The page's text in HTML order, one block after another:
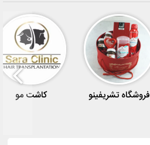
فروشگاه تشریفینو کاشت مو